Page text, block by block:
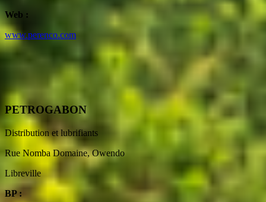
Web :
www.perenco.com
PETROGABON
Distribution et lubrifiants
Rue Nomba Domaine, Owendo
Libreville
BP :